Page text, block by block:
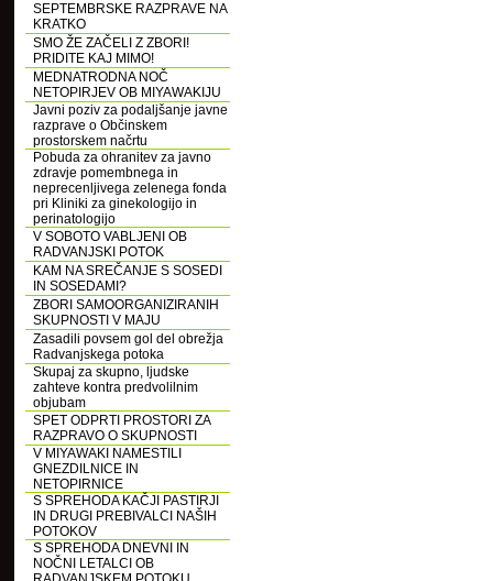
SEPTEMBRSKE RAZPRAVE NA
KRATKO
SMO ŽE ZAČELI Z ZBORI!
PRIDITE KAJ MIMO!
MEDNATRODNA NOČ
NETOPIRJEV OB MIYAWAKIJU
Javni poziv za podaljšanje javne
razprave o Občinskem
prostorskem načrtu
Pobuda za ohranitev za javno
zdravje pomembnega in
neprecenljivega zelenega fonda
pri Kliniki za ginekologijo in
perinatologijo
V SOBOTO VABLJENI OB
RADVANJSKI POTOK
KAM NA SREČANJE S SOSEDI
IN SOSEDAMI?
ZBORI SAMOORGANIZIRANIH
SKUPNOSTI V MAJU
Zasadili povsem gol del obrežja
Radvanjskega potoka
Skupaj za skupno, ljudske
zahteve kontra predvolilnim
objubam
SPET ODPRTI PROSTORI ZA
RAZPRAVO O SKUPNOSTI
V MIYAWAKI NAMESTILI
GNEZDILNICE IN
NETOPIRNICE
S SPREHODA KAČJI PASTIRJI
IN DRUGI PREBIVALCI NAŠIH
POTOKOV
S SPREHODA DNEVNI IN
NOČNI LETALCI OB